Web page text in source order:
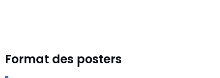
Format des posters